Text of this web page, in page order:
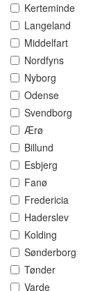
Kerteminde
Langeland
Middelfart
Nordfyns
Nyborg
Odense
Svendborg
Ærø
Billund
Esbjerg
Fanø
Fredericia
Haderslev
Kolding
Sønderborg
Tønder
Varde